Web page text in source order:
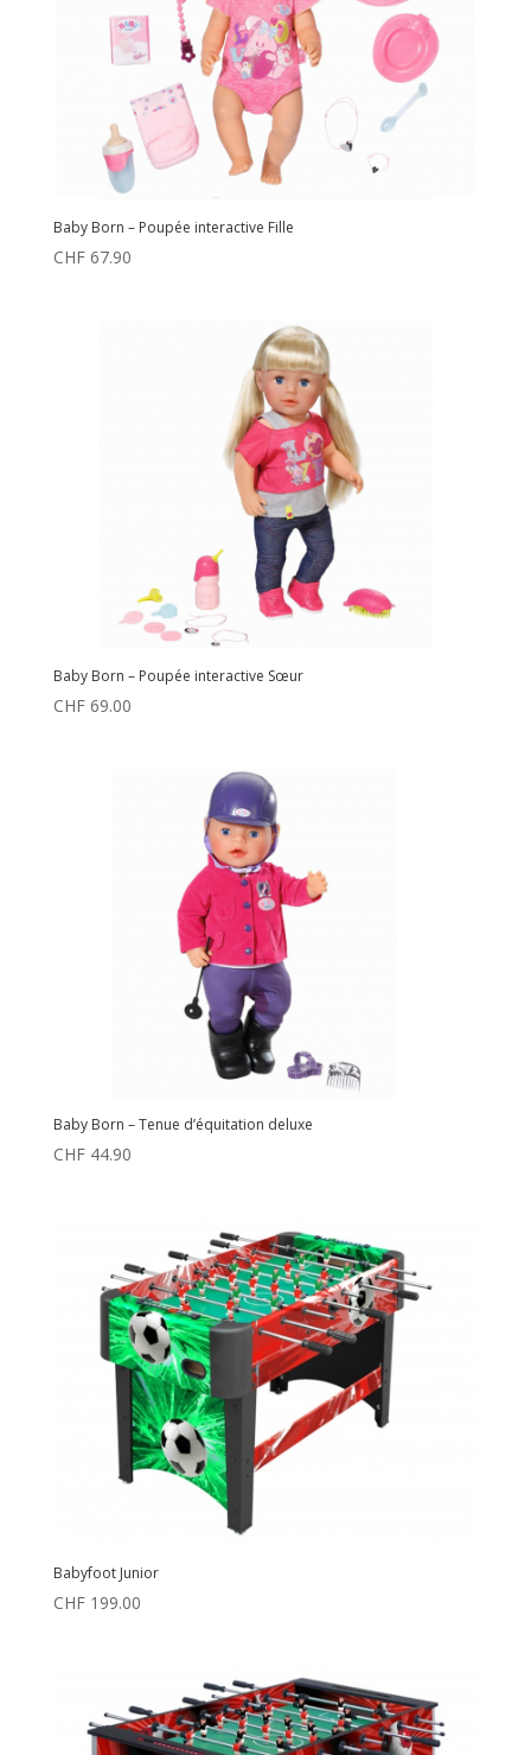
Baby Born – Poupée interactive Fille
CHF67.90
Baby Born – Poupée interactive Sœur
CHF69.00
Baby Born – Tenue d’équitation deluxe
CHF44.90
Babyfoot Junior
CHF199.00